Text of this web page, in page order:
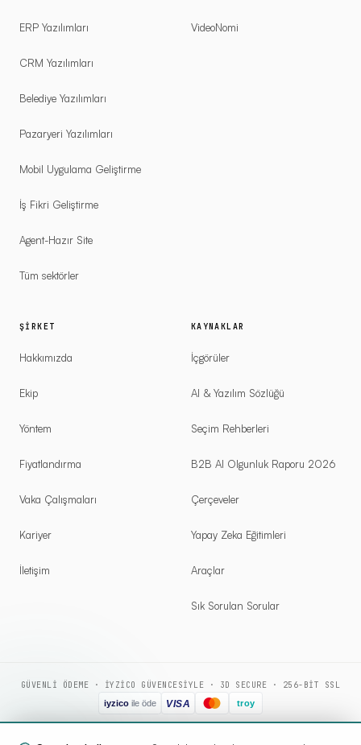
ERP Yazılımları
CRM Yazılımları
Belediye Yazılımları
Pazaryeri Yazılımları
Mobil Uygulama Geliştirme
İş Fikri Geliştirme
Agent-Hazır Site
Tüm sektörler
VideoNomi
ŞIRKET
Hakkımızda
Ekip
Yöntem
Fiyatlandırma
Vaka Çalışmaları
Kariyer
İletişim
KAYNAKLAR
İçgörüler
AI & Yazılım Sözlüğü
Seçim Rehberleri
B2B AI Olgunluk Raporu 2026
Çerçeveler
Yapay Zeka Eğitimleri
Araçlar
Sık Sorulan Sorular
GÜVENLI ÖDEME · IYZICO GÜVENCESIYLE · 3D SECURE · 256-BIT SSL